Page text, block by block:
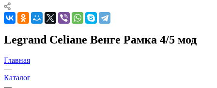
Legrand Celiane Венге Рамка 4/5 мод
Главная
—
Каталог
—